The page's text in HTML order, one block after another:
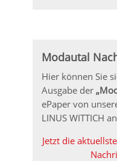
Modautal
Hier können Sie
Ausgabe der
ePaper von
LINUS WITTICH
Jetzt die